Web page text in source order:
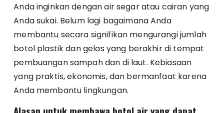
Anda inginkan dengan air segar atau cairan yang
Anda sukai. Belum lagi bagaimana Anda
membantu secara signifikan mengurangi jumlah
botol plastik dan gelas yang berakhir di tempat
pembuangan sampah dan di laut. Kebiasaan
yang praktis, ekonomis, dan bermanfaat karena
Anda membantu lingkungan.